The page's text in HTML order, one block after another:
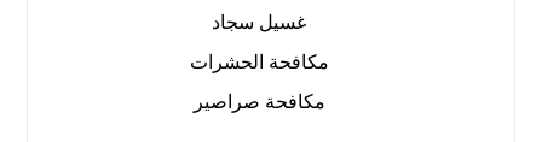
غسيل سجاد
مكافحة الحشرات
مكافحة صراصير